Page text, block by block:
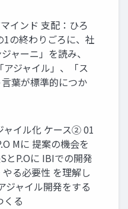
インド ⽀配：ひろ
1の終わりごろに、社
ャーニ」を読み、
ジャイル」、「ス
葉が標準的につか
ャイル化 ケース② 01
Mに 提案の機会を
とP.Oに IBIでの開発
る必要性 を理解し
ジャイル開発をする
くる